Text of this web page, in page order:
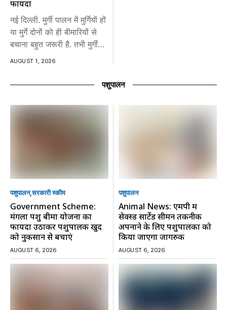
फायदा
नई दिल्ली. मुर्गी पालन में मुर्गियों हों
या मुर्गे दोनों को ही बीमारियों से
बचाना बहुत जरूरी है. तभी मुर्गी
पालन में आपको...
AUGUST 1, 2026
पशुपालन
पशुपालन सरकारी स्की‍म
Government Scheme:
मंगला पशु बीमा योजना का
फायदा उठाकर पशुपालक खुद
को नुकसान से बचाएं
AUGUST 6, 2026
पशुपालन
Animal News: एमपी में
सेक्स्ड सार्टेड सीमन तकनीक
अपनाने के लिए पशुपालकों को
किया जाएगा जागरुक
AUGUST 6, 2026